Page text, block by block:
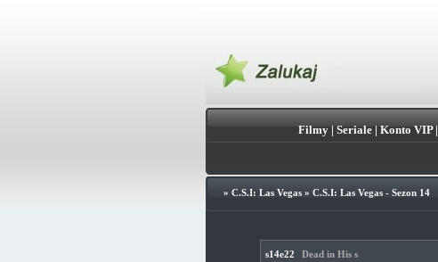
Filmy| Seriale| Konto VIP|
» C.S.I: Las Vegas» C.S.I: Las Vegas - Sezon 14
s14e22 Dead in His s